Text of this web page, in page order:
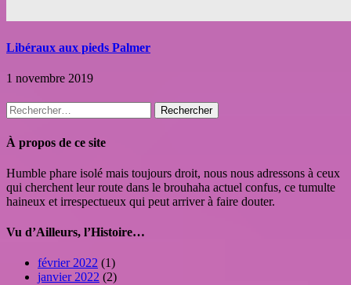
Libéraux aux pieds Palmer
1 novembre 2019
Rechercher :
À propos de ce site
Humble phare isolé mais toujours droit, nous nous adressons à ceux
qui cherchent leur route dans le brouhaha actuel confus, ce tumulte
haineux et irrespectueux qui peut arriver à faire douter.
Vu d’Ailleurs, l’Histoire…
février 2022 (1)
janvier 2022 (2)